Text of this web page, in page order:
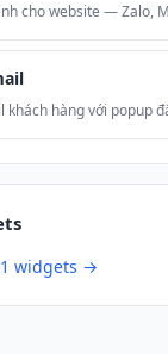
cho website — Zalo,
khách hàng với popup
widgets →